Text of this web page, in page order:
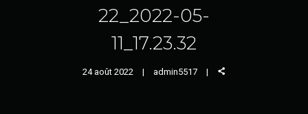
22_2022-05-
11_17.23.32
24 août 2022 admin5517